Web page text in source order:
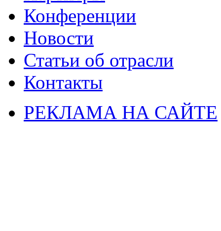
Конференции
Новости
Статьи об отрасли
Контакты
РЕКЛАМА НА САЙТЕ